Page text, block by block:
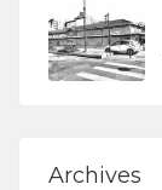
Archives